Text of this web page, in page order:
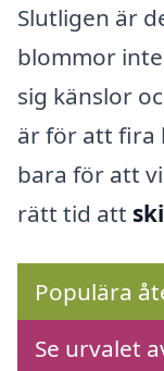
Slutligen är
blommor
sig känslor
är för att fira
bara för att
rätt tid att
Populära
Se urvalet